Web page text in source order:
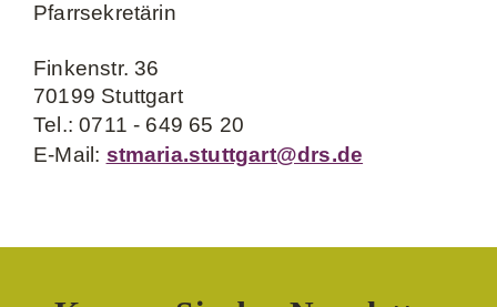
Pfarrsekretärin
Finkenstr. 36
70199 Stuttgart
Tel.: 0711 - 649 65 20
E-Mail: stmaria.stuttgart@drs.de